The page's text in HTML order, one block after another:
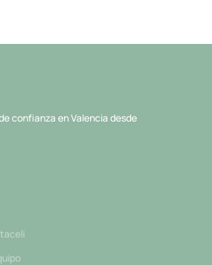
confianza en Valencia desde